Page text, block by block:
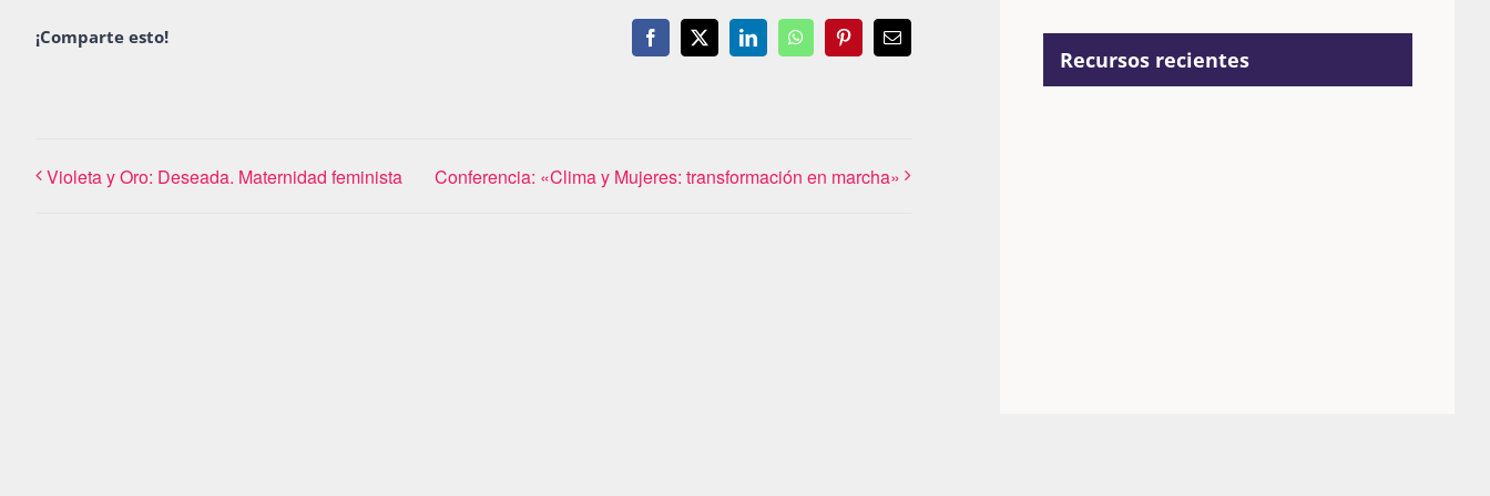
¡Comparte esto! Facebook
X LinkedInWhatsAppPinterestEmail
Violeta y Oro: Deseada. Maternidad feminista Conferencia: «Clima y Mujeres: transformación en marcha»
Recursos recientes